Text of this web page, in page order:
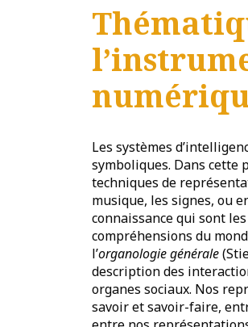
Les systèmes
symboliques. Dans cette
techniques de
musique, les signes, ou
connaissance qui sont
compréhensions du
l’organologie générale
description des
organes sociaux. Nos
savoir et savoir-faire,